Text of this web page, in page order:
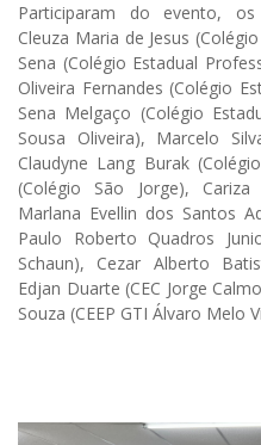
Participaram do evento, os
Cleuza Maria de Jesus
Sena (Colégio Estadual
Oliveira Fernandes (Colégio
Sena Melgaço (Colégio
Sousa Oliveira), Marcelo
Claudyne Lang Burak
(Colégio São Jorge),
Marlana Evellin dos Santos
Paulo Roberto Quadros
Schaun), Cezar Alberto
Edjan Duarte (CEC Jorge
Souza (CEEP GTI Álvaro Melo